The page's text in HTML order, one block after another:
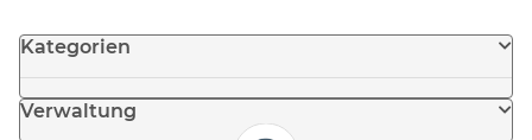
Kategorien
Verwaltung